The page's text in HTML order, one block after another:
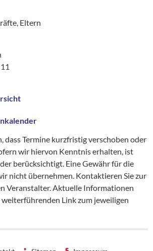
Eltern
dass Termine kurzfristig verschoben oder
wir hiervon Kenntnis erhalten, ist
berücksichtigt. Eine Gewähr für die
nicht übernehmen. Kontaktieren Sie zur
Veranstalter. Aktuelle Informationen
weiterführenden Link zum jeweiligen